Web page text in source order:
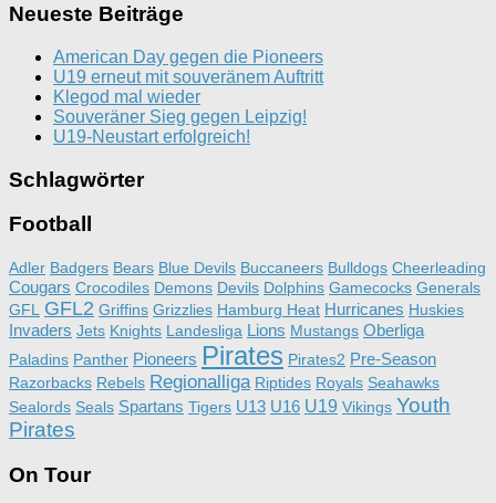
Neueste Beiträge
American Day gegen die Pioneers
U19 erneut mit souveränem Auftritt
Klegod mal wieder
Souveräner Sieg gegen Leipzig!
U19-Neustart erfolgreich!
Schlagwörter
Football
Adler Badgers Bears Blue Devils Buccaneers Bulldogs Cheerleading
Cougars Crocodiles Demons Devils Dolphins Gamecocks Generals
GFL
GFL2 Griffins Grizzlies Hamburg Heat Hurricanes Huskies
Invaders Jets Knights Landesliga Lions Mustangs Oberliga
Paladins Panther Pioneers Pirates Pirates2 Pre-Season
Razorbacks Rebels Regionalliga Riptides Royals Seahawks
Sealords Seals Spartans Tigers U13 U16 U19 Vikings Youth
Pirates
On Tour